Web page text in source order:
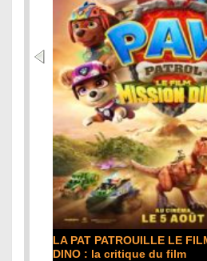
LA PAT PATROUILLE LE
DINO : la critique du film